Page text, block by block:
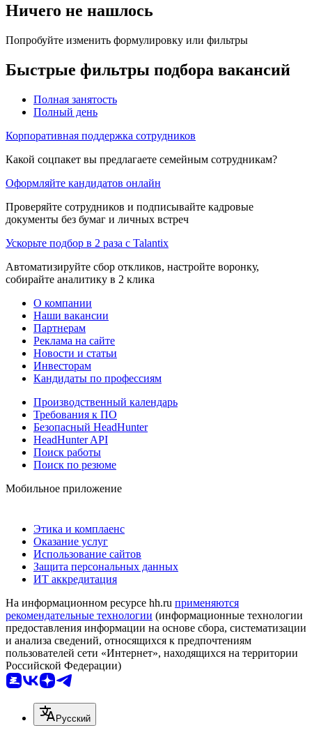
Ничего не нашлось
Попробуйте изменить формулировку или фильтры
Быстрые фильтры подбора вакансий
Полная занятость
Полный день
Корпоративная поддержка сотрудников
Какой соцпакет вы предлагаете семейным сотрудникам?
Оформляйте кандидатов онлайн
Проверяйте сотрудников и подписывайте кадровые
документы без бумаг и личных встреч
Ускорьте подбор в 2 раза с Talantix
Автоматизируйте сбор откликов, настройте воронку,
собирайте аналитику в 2 клика
О компании
Наши вакансии
Партнерам
Реклама на сайте
Новости и статьи
Инвесторам
Кандидаты по профессиям
Производственный календарь
Требования к ПО
Безопасный HeadHunter
HeadHunter API
Поиск работы
Поиск по резюме
Мобильное приложение
Этика и комплаенс
Оказание услуг
Использование сайтов
Защита персональных данных
ИТ аккредитация
На информационном ресурсе hh.ru применяются
рекомендательные технологии (информационные технологии
предоставления информации на основе сбора, систематизации
и анализа сведений, относящихся к предпочтениям
пользователей сети «Интернет», находящихся на территории
Российской Федерации)
Русский